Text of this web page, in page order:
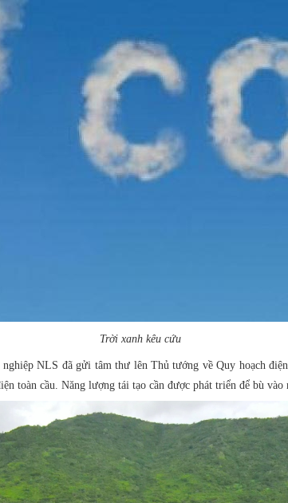
Trời xanh kêu cứu
nghiệp NLS đã gửi tâm thư lên Thủ tướng về Quy hoạch
toàn cầu. Năng lượng tái tạo cần được phát triển để bù vào